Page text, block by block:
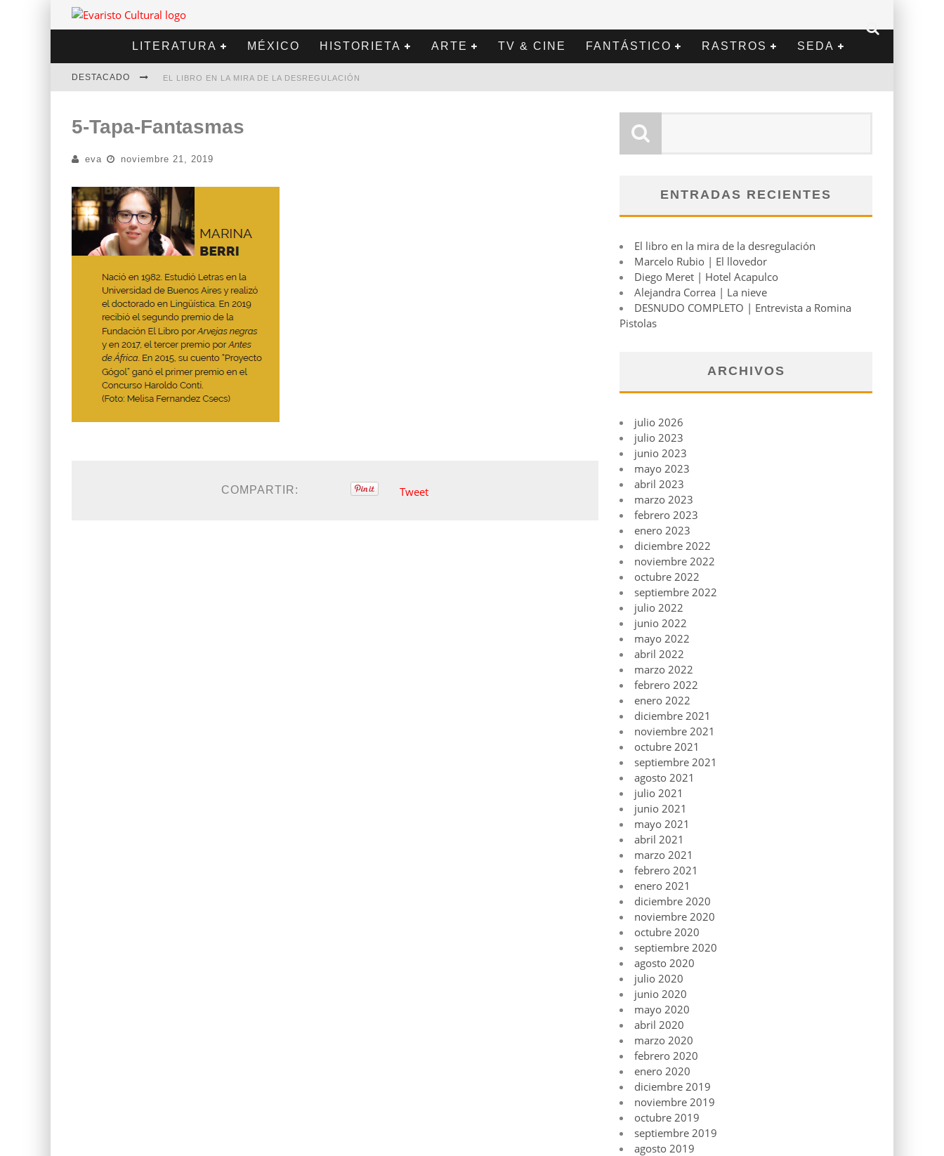
LITERATURA MÉXICO HISTORIETA ARTE TV & CINE FANTÁSTICO RASTROS SEDA
DESTACADO EL LIBRO EN LA MIRA DE LA DESREGULACIÓN
DIEGO MERET | HOTEL ACAPULCO
ALEJANDRA CORREA | LA NIEVE
5-Tapa-Fantasmas
eva noviembre 21, 2019
COMPARTIR: Tweet
ENTRADAS RECIENTES
El libro en la mira de la desregulación
Marcelo Rubio | El llovedor
Diego Meret | Hotel Acapulco
Alejandra Correa | La nieve
DESNUDO COMPLETO | Entrevista a Romina
Pistolas
ARCHIVOS
julio 2026
julio 2023
junio 2023
mayo 2023
abril 2023
marzo 2023
febrero 2023
enero 2023
diciembre 2022
noviembre 2022
octubre 2022
septiembre 2022
julio 2022
junio 2022
mayo 2022
abril 2022
marzo 2022
febrero 2022
enero 2022
diciembre 2021
noviembre 2021
octubre 2021
septiembre 2021
agosto 2021
julio 2021
junio 2021
mayo 2021
abril 2021
marzo 2021
febrero 2021
enero 2021
diciembre 2020
noviembre 2020
octubre 2020
septiembre 2020
agosto 2020
julio 2020
junio 2020
mayo 2020
abril 2020
marzo 2020
febrero 2020
enero 2020
diciembre 2019
noviembre 2019
octubre 2019
septiembre 2019
agosto 2019